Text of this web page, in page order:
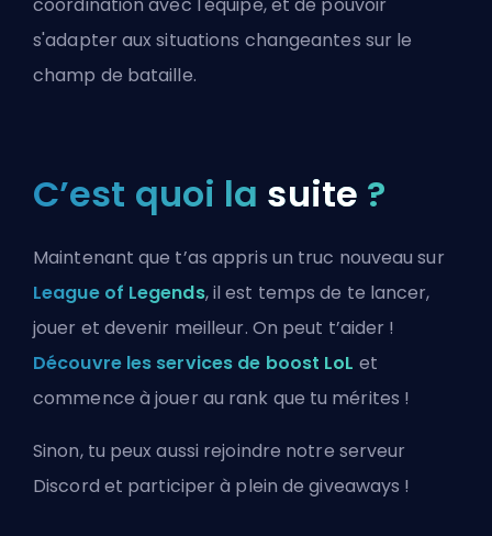
s'adapter aux situations changeantes sur le
champ de bataille.
C’est quoi la suite ?
Maintenant que t’as appris un truc nouveau sur
League of Legends, il est temps de te lancer,
jouer et devenir meilleur. On peut t’aider !
Découvre les services de boost LoL et
commence à jouer au rank que tu mérites !
Sinon, tu peux aussi rejoindre notre serveur
Discord et participer à plein de giveaways !